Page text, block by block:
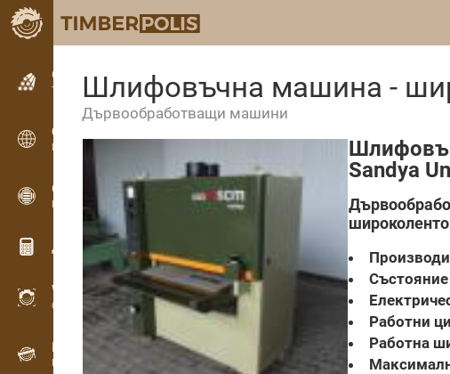
Обявления
Текстови обяви
Обявления
Международни обяви
OPTI-TIMB
Модели на рязане
Дървообработващи калкулатори
WoodProfi
Обем на дървесината с ИИ
Рекордер
Инвентаризация на дървесина на терен
Шлифовъчна машина -
Дървообработващи машини
Sandya
Състояние
Работни
Работна